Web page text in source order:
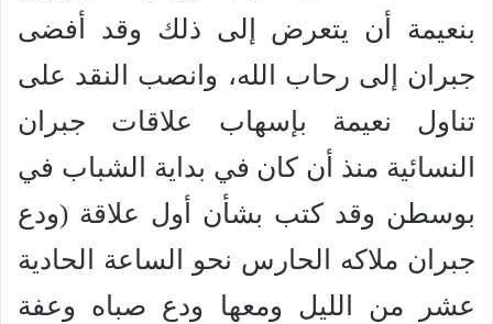
بنعيمة أن يتعرض إلى ذلك وقد أفضى
جبران إلى رحاب الله، وانصب النقد على
تناول نعيمة بإسهاب علاقات جبران
النسائية منذ أن كان في بداية الشباب في
بوسطن وقد كتب بشأن أول علاقة (ودع
جبران ملاكه الحارس نحو الساعة الحادية
عشر من الليل ومعها ودع صباه وعفة